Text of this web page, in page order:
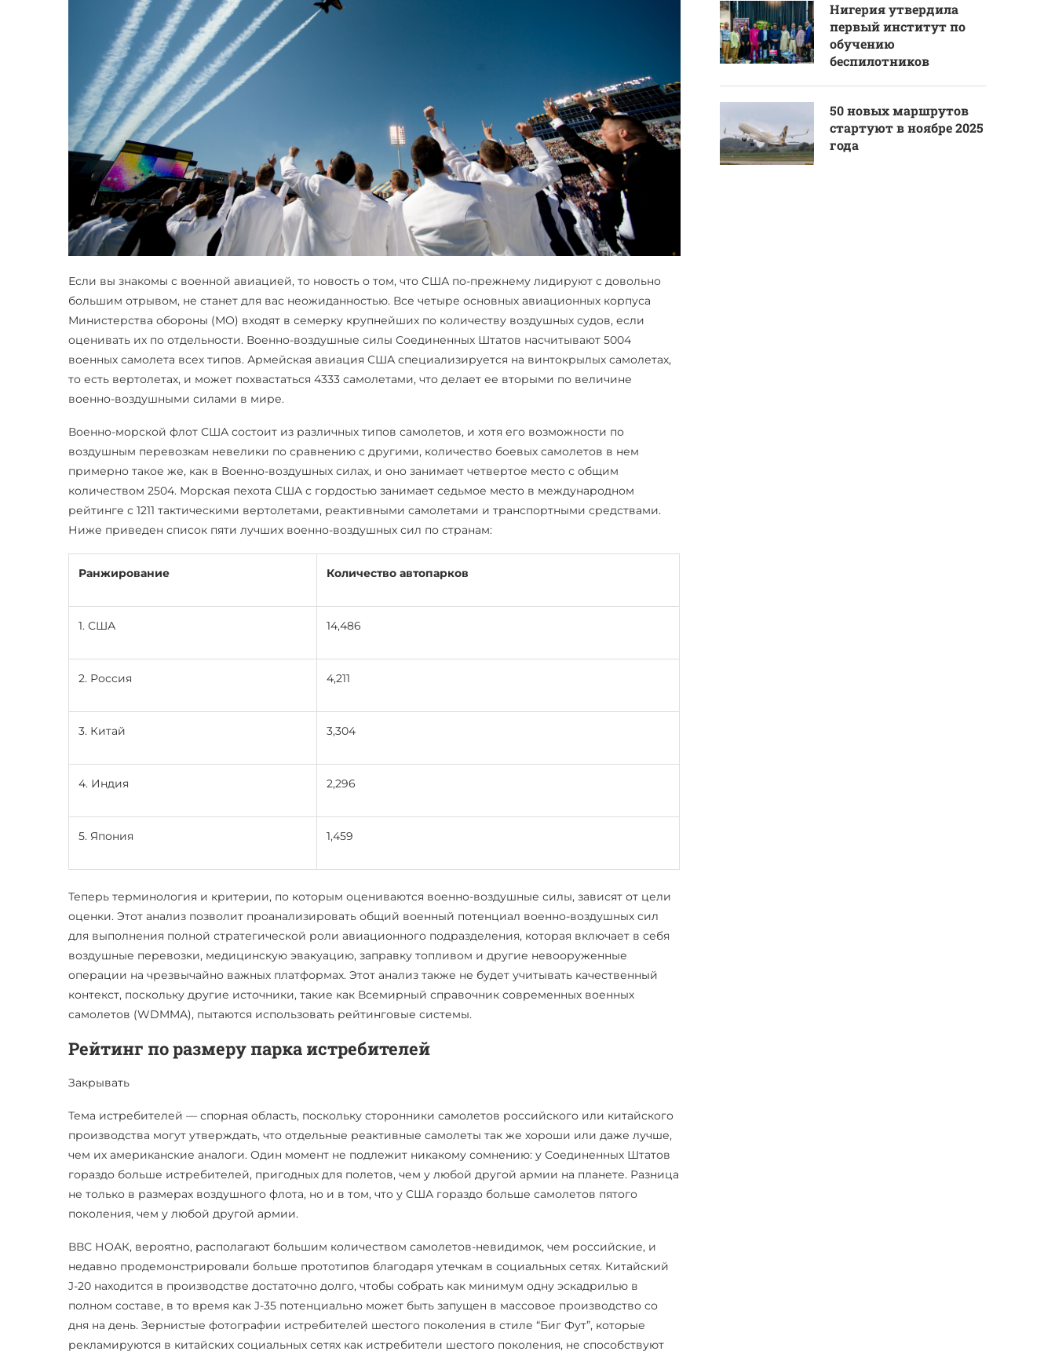
Если вы знакомы с военной авиацией, то новость о том, что США по-прежнему лидируют с довольно
большим отрывом, не станет для вас неожиданностью. Все четыре основных авиационных корпуса
Министерства обороны (МО) входят в семерку крупнейших по количеству воздушных судов, если
оценивать их по отдельности. Военно-воздушные силы Соединенных Штатов насчитывают 5004
военных самолета всех типов. Армейская авиация США специализируется на винтокрылых самолетах,
то есть вертолетах, и может похвастаться 4333 самолетами, что делает ее вторыми по величине
военно-воздушными силами в мире.
Военно-морской флот США состоит из различных типов самолетов, и хотя его возможности по
воздушным перевозкам невелики по сравнению с другими, количество боевых самолетов в нем
примерно такое же, как в Военно-воздушных силах, и оно занимает четвертое место с общим
количеством 2504. Морская пехота США с гордостью занимает седьмое место в международном
рейтинге с 1211 тактическими вертолетами, реактивными самолетами и транспортными средствами.
Ниже приведен список пяти лучших военно-воздушных сил по странам:
Ранжирование Количество автопарков
1. США 14,486
2. Россия 4,211
3. Китай 3,304
4. Индия 2,296
5. Япония 1,459
Теперь терминология и критерии, по которым оцениваются военно-воздушные силы, зависят от цели
оценки. Этот анализ позволит проанализировать общий военный потенциал военно-воздушных сил
для выполнения полной стратегической роли авиационного подразделения, которая включает в себя
воздушные перевозки, медицинскую эвакуацию, заправку топливом и другие невооруженные
операции на чрезвычайно важных платформах. Этот анализ также не будет учитывать качественный
контекст, поскольку другие источники, такие как Всемирный справочник современных военных
самолетов (WDMMA), пытаются использовать рейтинговые системы.
Рейтинг по размеру парка истребителей
Закрывать
Тема истребителей — спорная область, поскольку сторонники самолетов российского или китайского
производства могут утверждать, что отдельные реактивные самолеты так же хороши или даже лучше,
чем их американские аналоги. Один момент не подлежит никакому сомнению: у Соединенных Штатов
гораздо больше истребителей, пригодных для полетов, чем у любой другой армии на планете. Разница
не только в размерах воздушного флота, но и в том, что у США гораздо больше самолетов пятого
поколения, чем у любой другой армии.
ВВС НОАК, вероятно, располагают большим количеством самолетов-невидимок, чем российские, и
недавно продемонстрировали больше прототипов благодаря утечкам в социальных сетях. Китайский
J-20 находится в производстве достаточно долго, чтобы собрать как минимум одну эскадрилью в
полном составе, в то время как J-35 потенциально может быть запущен в массовое производство со
дня на день. Зернистые фотографии истребителей шестого поколения в стиле “Биг Фут”, которые
рекламируются в китайских социальных сетях как истребители шестого поколения, не способствуют
Нигерия утвердила
первый институт по
обучению
беспилотников
50 новых маршрутов
стартуют в ноябре 2025
года